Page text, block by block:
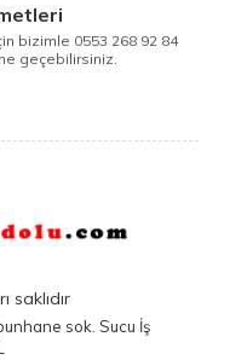
bizimle 0553 268 92 84
geçebilirsiniz.
saklıdır
sok. Sucu İş